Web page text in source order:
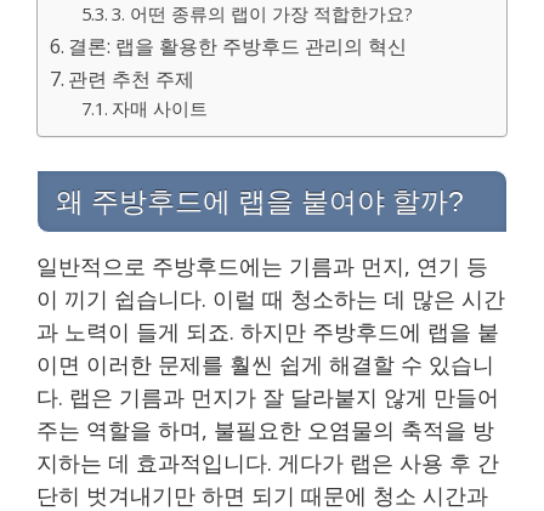
3. 어떤 종류의 랩이 가장 적합한가요?
결론: 랩을 활용한 주방후드 관리의 혁신
관련 추천 주제
자매 사이트
왜 주방후드에 랩을 붙여야 할까?
일반적으로 주방후드에는 기름과 먼지, 연기 등
이 끼기 쉽습니다. 이럴 때 청소하는 데 많은 시간
과 노력이 들게 되죠. 하지만 주방후드에 랩을 붙
이면 이러한 문제를 훨씬 쉽게 해결할 수 있습니
다. 랩은 기름과 먼지가 잘 달라붙지 않게 만들어
주는 역할을 하며, 불필요한 오염물의 축적을 방
지하는 데 효과적입니다. 게다가 랩은 사용 후 간
단히 벗겨내기만 하면 되기 때문에 청소 시간과